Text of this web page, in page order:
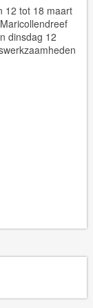
12 tot 18 maart
dinsdag 12